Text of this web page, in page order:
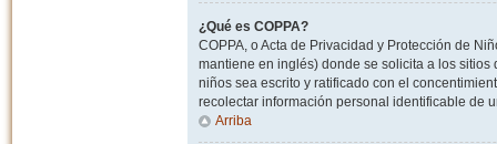
¿Qué es COPPA?
COPPA, o Acta de Privacidad y Protección de
mantiene en inglés) donde se solicita a los
niños sea escrito y ratificado con el
recolectar información personal identificable de
Arriba